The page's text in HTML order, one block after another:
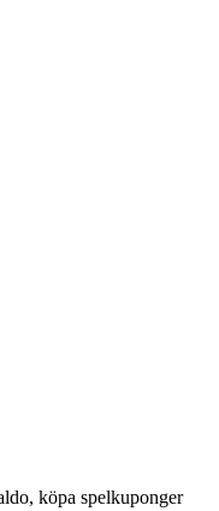
köpa spelkuponger